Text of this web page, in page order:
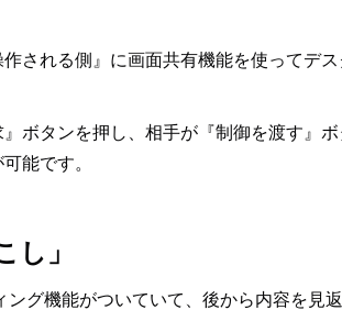
される側』に画面共有機能を使ってデ
ボタンを押し、相手が『制御を渡す』
能です。
し」
グ機能がついていて、後から内容を見